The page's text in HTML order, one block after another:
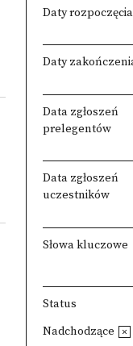
Daty rozpoczęcia
Daty
Data zgłoszeń
prelegentów
Data zgłoszeń
uczestników
Słowa kluczowe
Status
Nadchodzące